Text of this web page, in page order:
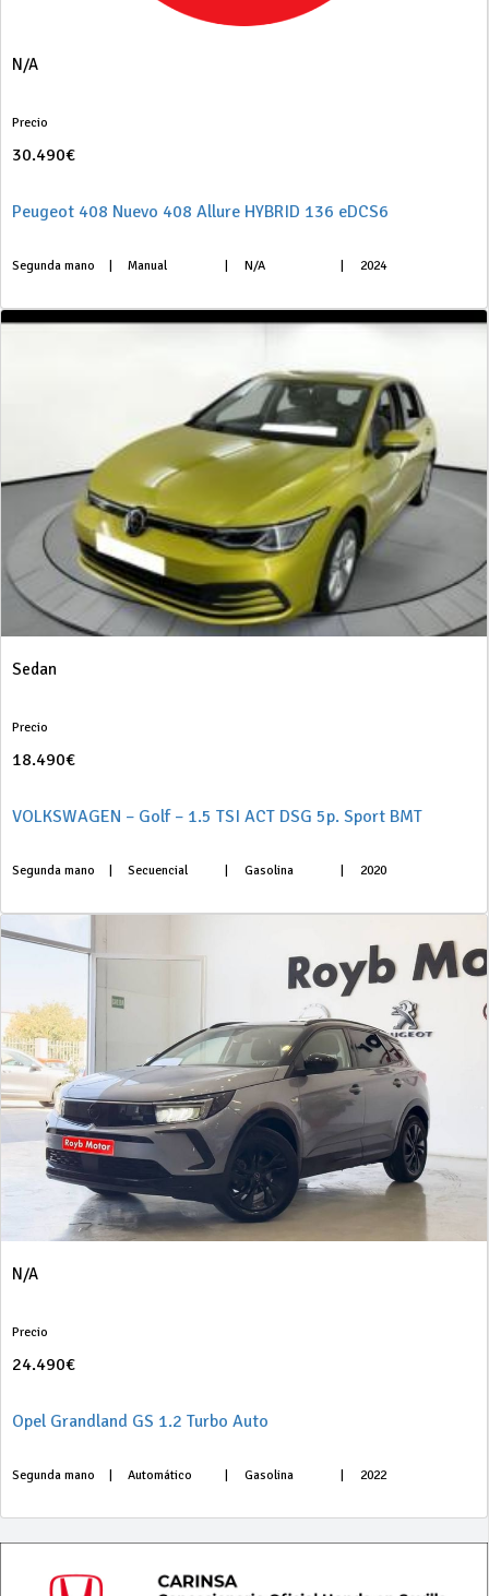
N/A
Precio
30.490€
Peugeot 408 Nuevo 408 Allure HYBRID 136 eDCS6
Segunda mano Manual N/A 2024
Sedan
Precio
18.490€
VOLKSWAGEN – Golf – 1.5 TSI ACT DSG 5p. Sport BMT
Segunda mano Secuencial Gasolina 2020
N/A
Precio
24.490€
Opel Grandland GS 1.2 Turbo Auto
Segunda mano Automático Gasolina 2022